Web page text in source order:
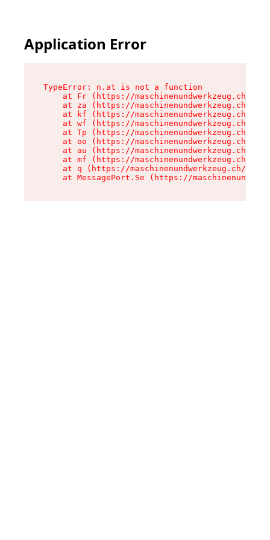
Application Error
TypeError: n.at is not a function
at Fr (https://maschinenundwerkzeug.ch/
at za (https://maschinenundwerkzeug.ch/
at kf (https://maschinenundwerkzeug.ch/
at wf (https://maschinenundwerkzeug.ch/
at Tp (https://maschinenundwerkzeug.ch/
at oo (https://maschinenundwerkzeug.ch/
at au (https://maschinenundwerkzeug.ch/
at mf (https://maschinenundwerkzeug.ch/
at q (https://maschinenundwerkzeug.ch/
at MessagePort.Se (https://